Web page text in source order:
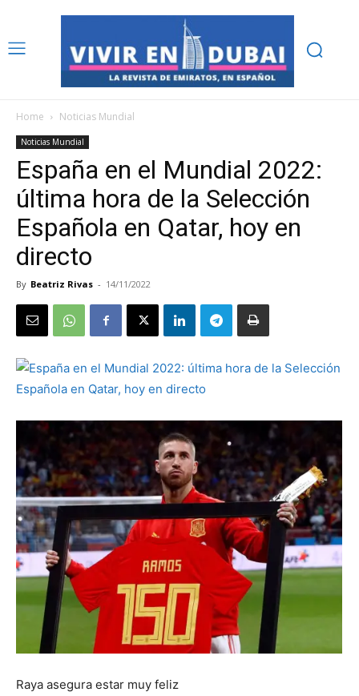
Home Noticias Mundial
Noticias Mundial
España en el Mundial 2022:
última hora de la Selección
Española en Qatar, hoy en
directo
By Beatriz Rivas - 14/11/2022
Raya asegura estar muy feliz